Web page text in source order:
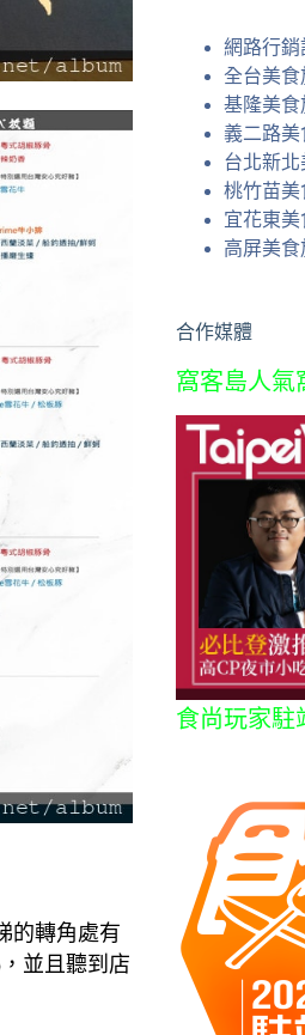
的轉角處有
並且聽到店
網路行銷
全台美食
基隆美食
義二路美
台北新
桃竹苗美
宜花東美
高屏美食
合作媒體
窩客島人氣
食尚玩家駐